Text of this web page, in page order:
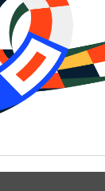
В тени